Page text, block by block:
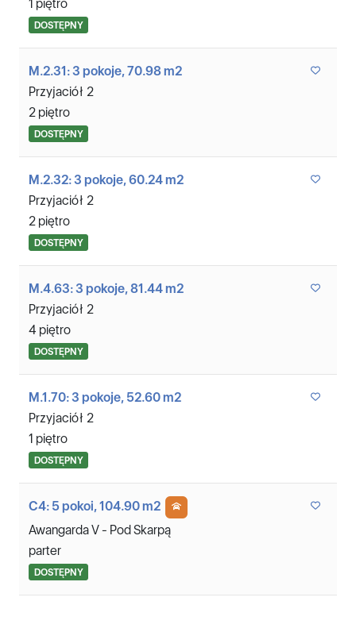
1 piętro
DOSTĘPNY
M.2.31: 3 pokoje, 70.98 m2
Przyjaciół 2
2 piętro
DOSTĘPNY
M.2.32: 3 pokoje, 60.24 m2
Przyjaciół 2
2 piętro
DOSTĘPNY
M.4.63: 3 pokoje, 81.44 m2
Przyjaciół 2
4 piętro
DOSTĘPNY
M.1.70: 3 pokoje, 52.60 m2
Przyjaciół 2
1 piętro
DOSTĘPNY
C4: 5 pokoi, 104.90 m2
Awangarda V - Pod Skarpą
parter
DOSTĘPNY